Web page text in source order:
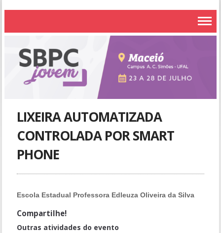
LIXEIRA AUTOMATIZADA
CONTROLADA POR SMART
PHONE
Escola Estadual Professora Edleuza Oliveira da Silva
Compartilhe!
Outras atividades do evento